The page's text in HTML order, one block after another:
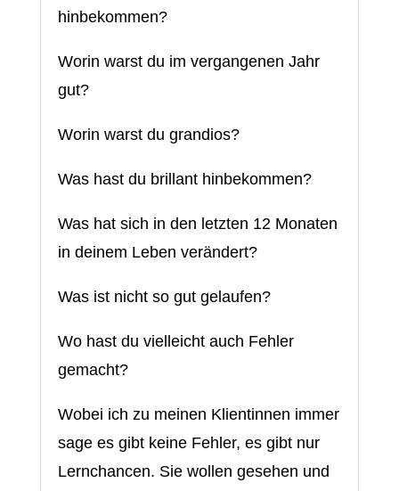
hinbekommen?
Worin warst du im vergangenen Jahr
gut?
Worin warst du grandios?
Was hast du brillant hinbekommen?
Was hat sich in den letzten 12 Monaten
in deinem Leben verändert?
Was ist nicht so gut gelaufen?
Wo hast du vielleicht auch Fehler
gemacht?
Wobei ich zu meinen Klientinnen immer
sage es gibt keine Fehler, es gibt nur
Lernchancen. Sie wollen gesehen und